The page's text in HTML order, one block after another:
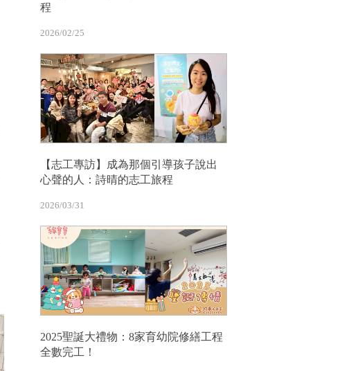
程
2026/02/25
【志工專訪】成為那個引導孩子說出
心聲的人：詩晴的志工旅程
2026/03/31
2025聖誕大禮物：8家育幼院修繕工程
全數完工！